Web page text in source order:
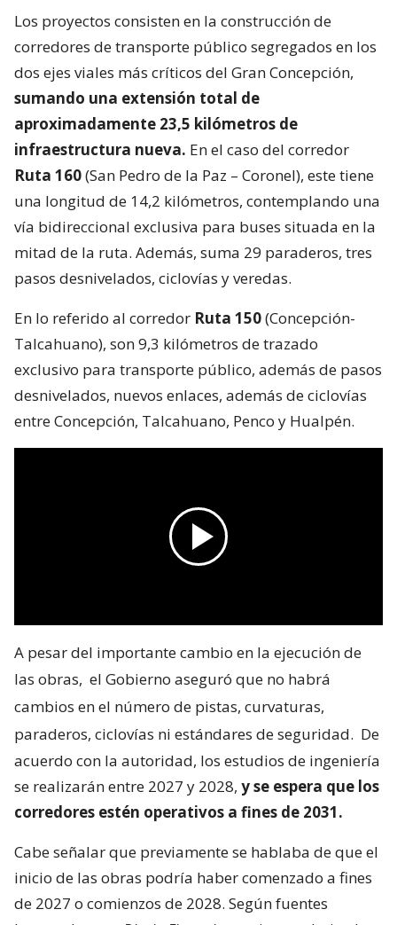
Los proyectos consisten en la construcción de
corredores de transporte público segregados en los
dos ejes viales más críticos del Gran Concepción,
sumando una extensión total de
aproximadamente 23,5 kilómetros de
infraestructura nueva. En el caso del corredor
Ruta 160(San Pedro de la Paz – Coronel), este tiene
una longitud de 14,2 kilómetros, contemplando una
vía bidireccional exclusiva para buses situada en la
mitad de la ruta. Además, suma 29 paraderos, tres
pasos desnivelados, ciclovías y veredas.
En lo referido al corredor Ruta 150(Concepción-
Talcahuano), son 9,3 kilómetros de trazado
exclusivo para transporte público, además de pasos
desnivelados, nuevos enlaces, además de ciclovías
entre Concepción, Talcahuano, Penco y Hualpén.
A pesar del importante cambio en la ejecución de
las obras, el Gobierno aseguró que no habrá
cambios en el número de pistas, curvaturas,
paraderos, ciclovías ni estándares de seguridad. De
acuerdo con la autoridad, los estudios de ingeniería
se realizarán entre 2027 y 2028, y se espera que los
corredores estén operativos a fines de 2031.
Cabe señalar que previamente se hablaba de que el
inicio de las obras podría haber comenzado a fines
de 2027 o comienzos de 2028. Según fuentes